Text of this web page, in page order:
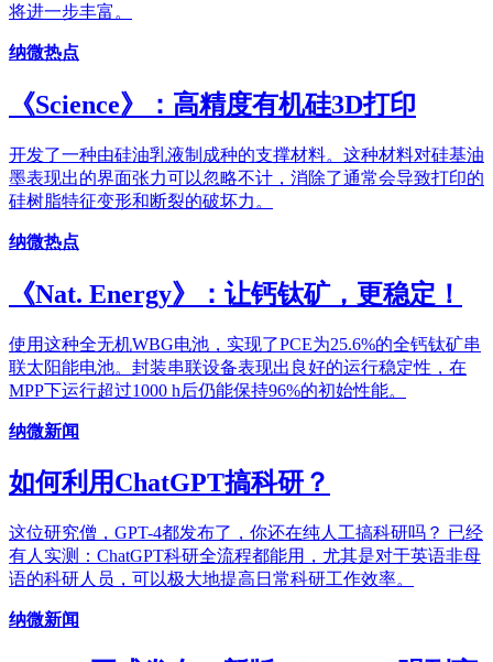
将进一步丰富。
纳微热点
《Science》：高精度有机硅3D打印
开发了一种由硅油乳液制成种的支撑材料。这种材料对硅基油
墨表现出的界面张力可以忽略不计，消除了通常会导致打印的
硅树脂特征变形和断裂的破坏力。
纳微热点
《Nat. Energy》：让钙钛矿，更稳定！
使用这种全无机WBG电池，实现了PCE为25.6%的全钙钛矿串
联太阳能电池。封装串联设备表现出良好的运行稳定性，在
MPP下运行超过1000 h后仍能保持96%的初始性能。
纳微新闻
如何利用ChatGPT搞科研？
这位研究僧，GPT-4都发布了，你还在纯人工搞科研吗？ 已经
有人实测：ChatGPT科研全流程都能用，尤其是对于英语非母
语的科研人员，可以极大地提高日常科研工作效率。
纳微新闻